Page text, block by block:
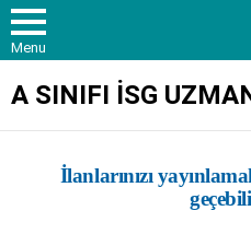
Menu
A SINIFI İSG
İlanlarınızı